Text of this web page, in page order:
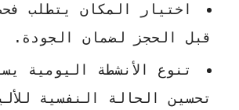
اختيار المكان يتطلب
قبل الحجز لضمان الجودة.
تنوع الأنشطة اليومية
تحسين الحالة النفسية